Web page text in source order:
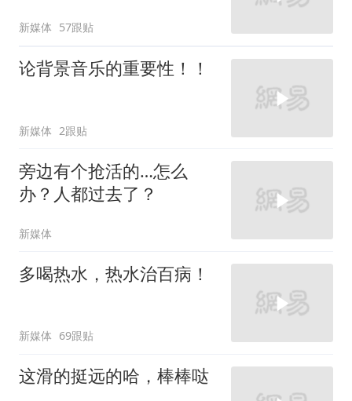
新媒体 57跟贴
论背景音乐的重要性！！
新媒体 2跟贴
旁边有个抢活的…怎么
办？人都过去了？
新媒体
多喝热水，热水治百病！
新媒体 69跟贴
这滑的挺远的哈，棒棒哒